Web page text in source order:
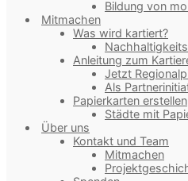
Bildung von
Mitmachen
Was wird kartiert?
Anleitung zum
Jetzt
Als
Papierkarten erstellen
Städte mit
Über uns
Kontakt und Team
Mitmachen